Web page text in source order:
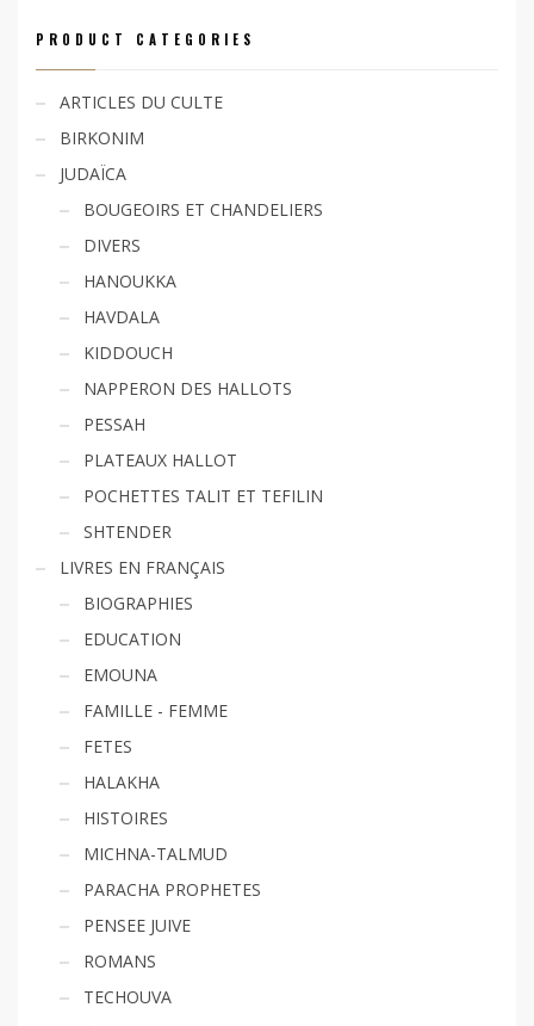
PRODUCT CATEGORIES
ARTICLES DU CULTE
BIRKONIM
JUDAÏCA
BOUGEOIRS ET CHANDELIERS
DIVERS
HANOUKKA
HAVDALA
KIDDOUCH
NAPPERON DES HALLOTS
PESSAH
PLATEAUX HALLOT
POCHETTES TALIT ET TEFILIN
SHTENDER
LIVRES EN FRANÇAIS
BIOGRAPHIES
EDUCATION
EMOUNA
FAMILLE - FEMME
FETES
HALAKHA
HISTOIRES
MICHNA-TALMUD
PARACHA PROPHETES
PENSEE JUIVE
ROMANS
TECHOUVA